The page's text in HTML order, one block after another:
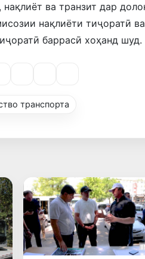
нақлиёт ва транзит дар
нақлиёти тиҷоратӣ
баррасӣ хоҳанд шуд.
транспорта